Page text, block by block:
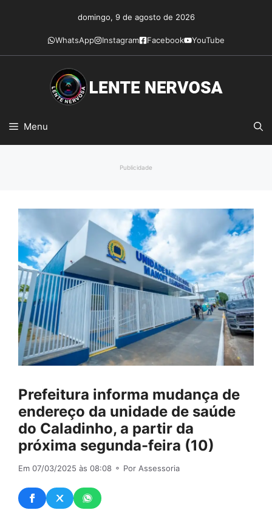
conteúdo
domingo, 9 de agosto de 2026
WhatsApp Instagram Facebook YouTube
Menu
Publicidade
Prefeitura informa mudança de
endereço da unidade de saúde
do Caladinho, a partir da
próxima segunda-feira (10)
Em 07/03/2025 às 08:08 ⚬ Por Assessoria